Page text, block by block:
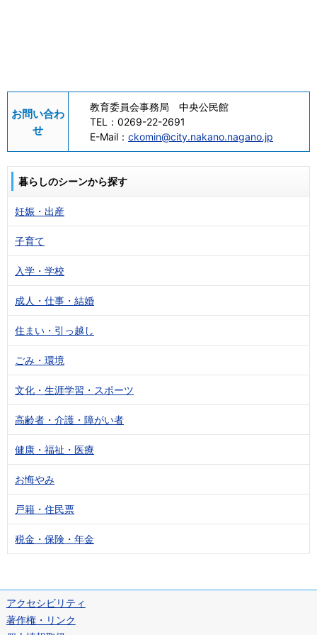
お問い合わ
せ
教育委員会事務局 中央公民館
TEL： 0269-22-2691
E-Mail： ckomin@city.nakano.nagano.jp
暮らしのシーンから探す
妊娠・出産
子育て
入学・学校
成人・仕事・結婚
住まい・引っ越し
ごみ・環境
文化・生涯学習・スポーツ
高齢者・介護・障がい者
健康・福祉・医療
お悔やみ
戸籍・住民票
税金・保険・年金
アクセシビリティ
著作権・リンク